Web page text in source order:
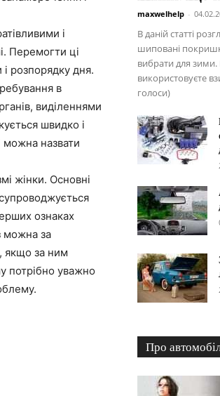
і
Перемогти ці
розпорядку дня.
в
виділеннями
швидко і
можна назвати
жінки. Основні
ознаках
можна за
якщо за ним
потрібно уважно
maxwelhelp -
В даній статті
шиповані
вибрати для
використовуєте
голоси)
Про